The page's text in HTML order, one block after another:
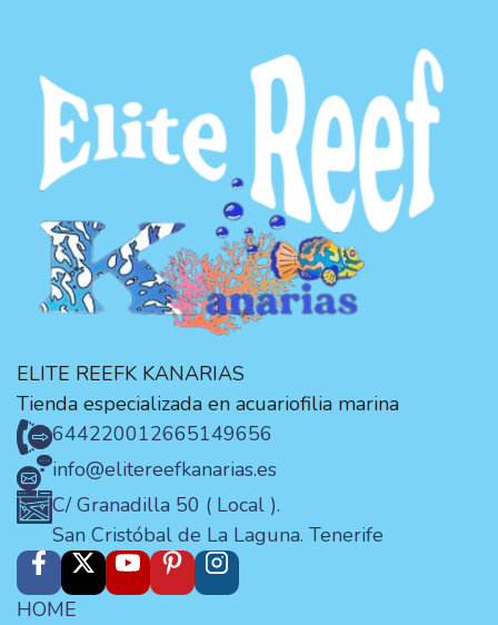
ELITE REEFK KANARIAS
Tienda especializada en acuariofilia marina
644220012665149656
info@elitereefkanarias.es
C/ Granadilla 50 ( Local ).
San Cristóbal de La Laguna. Tenerife
HOME